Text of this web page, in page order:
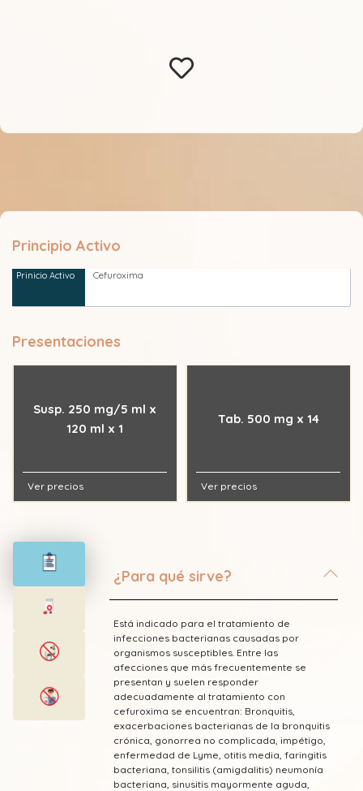
Principio Activo
Cefuroxima
Presentaciones
Susp. 250 mg/5 ml x
120 ml x 1
Ver precios
Tab. 500 mg x 14
Ver precios
¿Para qué sirve?
Está indicado para el tratamiento de
infecciones bacterianas causadas por
organismos susceptibles. Entre las
afecciones que más frecuentemente se
presentan y suelen responder
adecuadamente al tratamiento con
cefuroxima se encuentran: Bronquitis,
exacerbaciones bacterianas de la bronquitis
crónica, gonorrea no complicada, impétigo,
enfermedad de Lyme, otitis media, faringitis
bacteriana, tonsilitis (amigdalitis) neumonía
bacteriana, sinusitis mayormente aguda,